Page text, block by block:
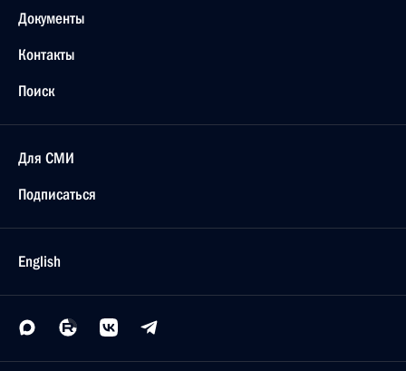
Документы
Контакты
Поиск
Для СМИ
Подписаться
English